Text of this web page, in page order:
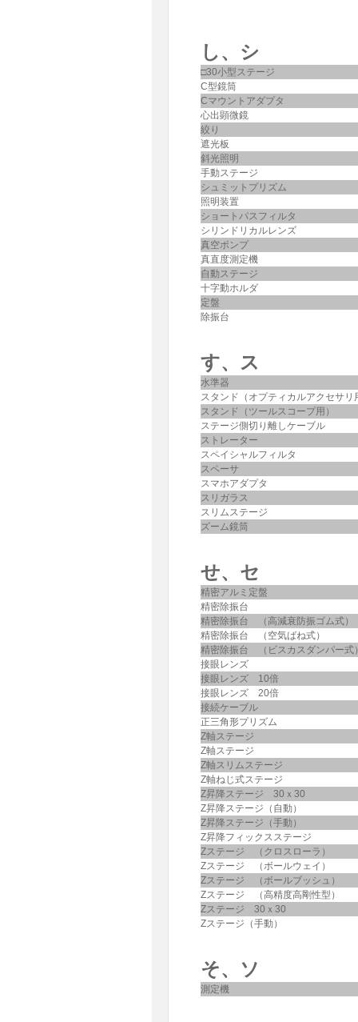
し、シ
□30小型ステージ
C型鏡筒
Cマウントアダプタ
心出顕微鏡
絞り
遮光板
斜光照明
手動ステージ
シュミットプリズム
照明装置
ショートパスフィルタ
シリンドリカルレンズ
真空ポンプ
真直度測定機
自動ステージ
十字動ホルダ
定盤
除振台
す、ス
水準器
スタンド（オプティカルアクセサリ
スタンド（ツールスコープ用）
ステージ側切り離しケーブル
ストレーター
スペイシャルフィルタ
スペーサ
スマホアダプタ
スリガラス
スリムステージ
ズーム鏡筒
せ、セ
精密アルミ定盤
精密除振台
精密除振台 （高減衰防振ゴム式）
精密除振台 （空気ばね式）
精密除振台 （ビスカスダンパー式
接眼レンズ
接眼レンズ 10倍
接眼レンズ 20倍
接続ケーブル
正三角形プリズム
Z軸ステージ
Z軸ステージ
Z軸スリムステージ
Z軸ねじ式ステージ
Z昇降ステージ 30ｘ30
Z昇降ステージ（自動）
Z昇降ステージ（手動）
Z昇降フィックスステージ
Zステージ （クロスローラ）
Zステージ （ボールウェイ）
Zステージ （ボールブッシュ）
Zステージ （高精度高剛性型）
Zステージ 30ｘ30
Zステージ（手動）
そ、ソ
測定機